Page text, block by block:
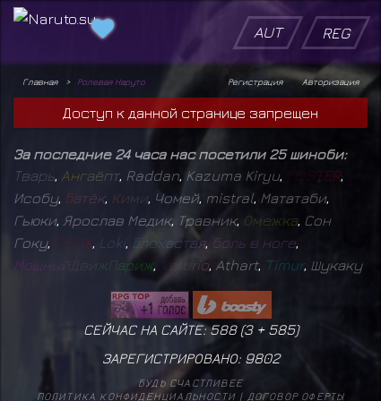
AUT REG
Главная Ролевая Наруто Авторизация
Регистрация
Доступ к данной странице запрещен
За последние 24 часа нас посетили 25 шиноби:
Тварь Ангаёпт, Raddan Kazuma Kiryu, OSTER,
Исобу, Батёк, Ким и Чомей, mistral Мататаби,
Гьюки, Ярослав Медик, Травник, Омежка, Сон
Гоку, DEFIX, o ki, Блохастая, боль в ноге
Мощн ы ж Париж, el urio Athart, Timur, Шукаку
СЕЙЧАС НА САЙТЕ: 588 (3+ 585)
ЗАРЕГИСТРИРОВАНО: 9802
БУДЬ СЧАСТЛИВЕЕ
ПОЛИТИКА КОНФИДЕНЦИАЛЬНОСТИ| ДОГОВОР ОФЕРТЫ